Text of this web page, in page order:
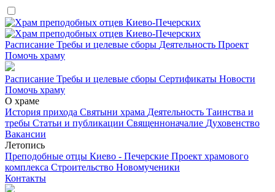
Расписание Требы и целевые сборы Деятельность Проект
Помочь храму
Расписание Требы и целевые сборы Сертификаты Новости
Помочь храму
О храме
История прихода Святыни храма Деятельность Таинства и
требы Статьи и публикации Священноначалие Духовенство
Вакансии
Летопись
Преподобные отцы Киево - Печерские Проект храмового
комплекса Строительство Новомученики
Контакты